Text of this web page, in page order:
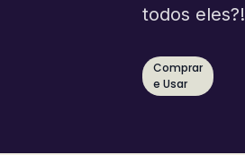
todos eles?!
Comprar
e Usar